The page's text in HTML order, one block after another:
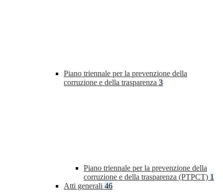
Piano triennale per la prevenzione della
corruzione e della trasparenza 3
Piano triennale per la prevenzione della
corruzione e della trasparenza (PTPCT) 1
Atti generali 46